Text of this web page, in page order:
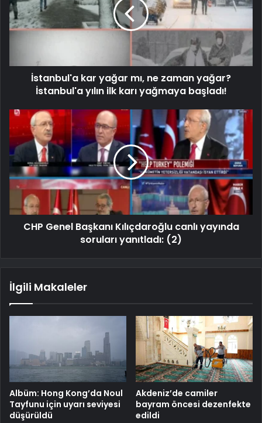
İstanbul'a kar yağar mı, ne zaman yağar?
İstanbul'a yılın ilk karı yağmaya başladı!
CHP Genel Başkanı Kılıçdaroğlu canlı yayında
soruları yanıtladı: (2)
İlgili Makaleler
Albüm: Hong Kong’da Noul
Tayfunu için uyarı seviyesi
düşürüldü
Akdeniz’de camiler
bayram öncesi dezenfekte
edildi